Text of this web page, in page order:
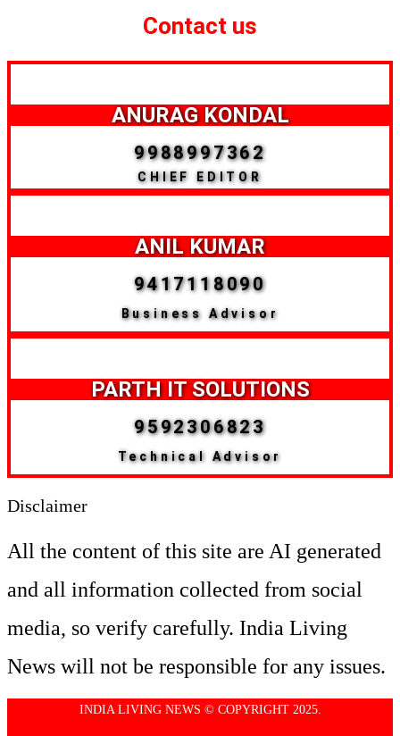
Contact us
ANURAG KONDAL
9988997362
CHIEF EDITOR
ANIL KUMAR
9417118090
Business Advisor
PARTH IT SOLUTIONS
9592306823
Technical Advisor
Disclaimer
All the content of this site are AI generated
and all information collected from social
media, so verify carefully. India Living
News will not be responsible for any issues.
INDIA LIVING NEWS © COPYRIGHT 2025.